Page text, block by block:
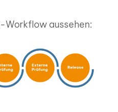
Work­flow aus­se­hen: